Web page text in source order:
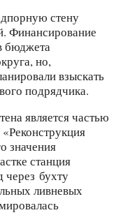
стену
Финансирование
бюджета
но,
взыскать
подрядчика.
является частью
значения
станция
через бухту
ливневых